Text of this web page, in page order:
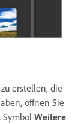
erstellen, die
öffnen Sie
Symbol Weitere